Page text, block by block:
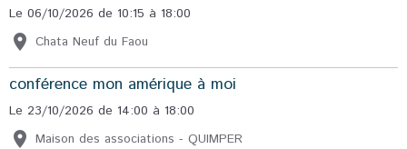
Le 06/10/2026 de 10:15 à 18:00
Chata Neuf du Faou
conférence mon amérique à moi
Le 23/10/2026 de 14:00 à 18:00
Maison des associations - QUIMPER